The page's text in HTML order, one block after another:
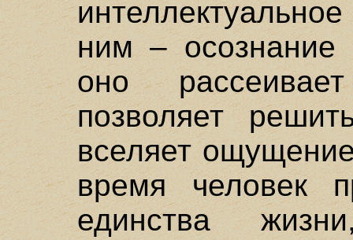
ним –
оно
позволяет
вселяет
время человек
единства